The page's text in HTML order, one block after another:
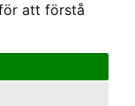
att förstå